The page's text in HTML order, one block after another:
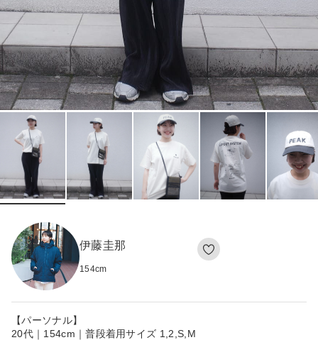
伊藤圭那
154cm
【パーソナル】
20代｜154cm｜普段着用サイズ 1,2,S,M